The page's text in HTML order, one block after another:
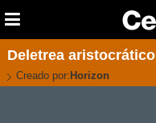
Deletrea aristocrático
Creado por: Horizon